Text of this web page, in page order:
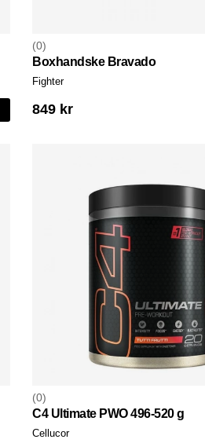
0
Boxhandske Bravado
Fighter
849 kr
0
C4 Ultimate PWO 496-520 g
Cellucor